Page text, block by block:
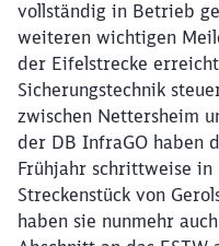
vollständig in Betrieb
weiteren wichtigen
der Eifelstrecke
Sicherungstechnik
zwischen Nettersheim
der DB InfraGO haben
Frühjahr schrittweise
Streckenstück von
haben sie nunmehr